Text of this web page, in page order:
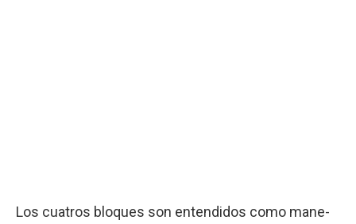
Los cuatros bloques son entendidos como mane-